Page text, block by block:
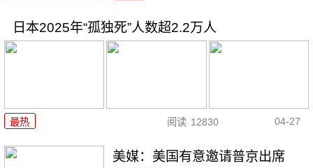
日本2025年“孤独死”人数超2.2万人
最热 阅读 12830 04-27
美媒：美国有意邀请普京出席